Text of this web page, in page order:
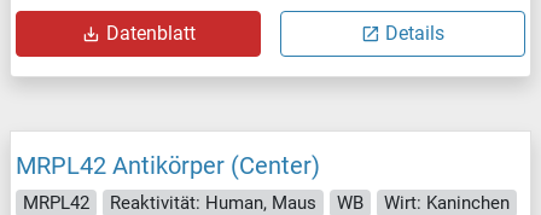
Datenblatt Details
MRPL42 Antikörper (Center)
MRPL42 Reaktivität: Human, Maus WB
Wirt: Kaninchen